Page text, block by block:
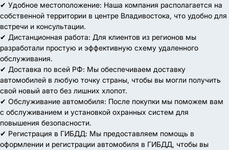
✔ Удобное местоположение: Наша компания располагается на
собственной территории в центре Владивостока, что удобно для
встречи и консультации.
✔ Дистанционная работа: Для клиентов из регионов мы
разработали простую и эффективную схему удаленного
обслуживания.
✔ Доставка по всей РФ: Мы обеспечиваем доставку
автомобилей в любую точку страны, чтобы вы могли получить
свой новый авто без лишних хлопот.
✔ Обслуживание автомобиля: После покупки мы поможем вам
с обслуживанием и установкой охранных систем для
повышения безопасности.
✔ Регистрация в ГИБДД: Мы предоставляем помощь в
оформлении и регистрации автомобиля в ГИБДД, чтобы вы